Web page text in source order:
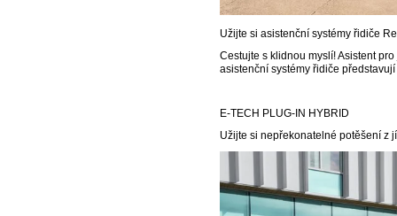
Užijte si asistenční systémy řidiče
Cestujte s klidnou myslí! Asistent
asistenční systémy řidiče
E-TECH PLUG-IN HYBRID
Užijte si nepřekonatelné potěšení z